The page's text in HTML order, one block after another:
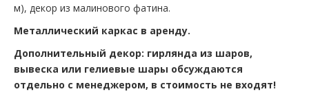
м), декор из малинового фатина.
Металлический каркас в аренду.
Дополнительный декор: гирлянда из шаров,
вывеска или гелиевые шары обсуждаются
отдельно с менеджером, в стоимость не входят!